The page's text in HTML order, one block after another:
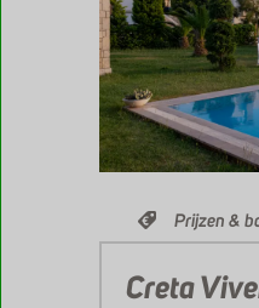
Prijzen &
Creta